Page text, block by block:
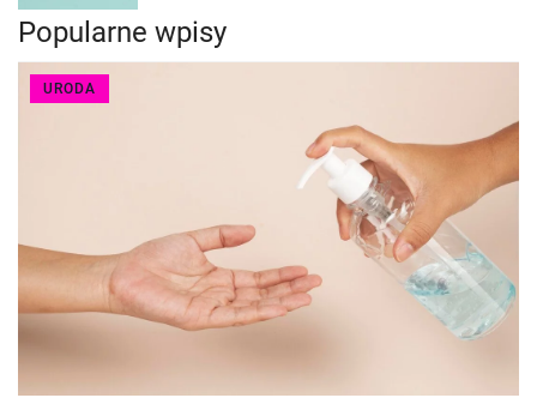
Popularne wpisy
URODA